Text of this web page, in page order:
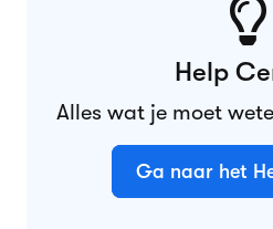
Help
Alles wat je moet
Ga naar het